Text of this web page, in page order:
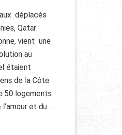
déplacés
Qatar
vient une
au
étaient
de la Côte
50 logements
et du …
DES LOGEMENTS AUX MALIENS